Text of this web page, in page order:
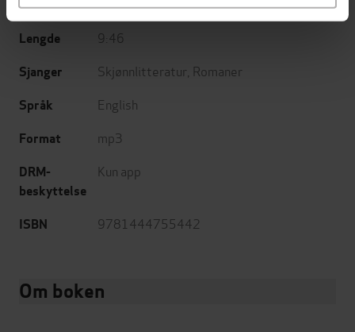
Utgitt 29.03.2012
Lengde 9:46
Sjanger Skjønnlitteratur Romaner
Språk English
Format mp3
DRM-
beskyttelse
Kun app
ISBN 9781444755442
Om boken